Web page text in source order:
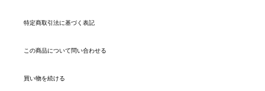
特定商取引法に基づく表記
この商品について問い合わせる
買い物を続ける